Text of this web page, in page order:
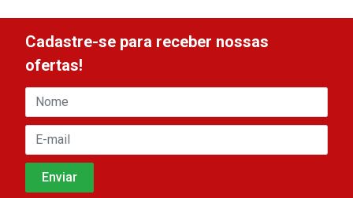
Cadastre-se para receber nossas
ofertas!